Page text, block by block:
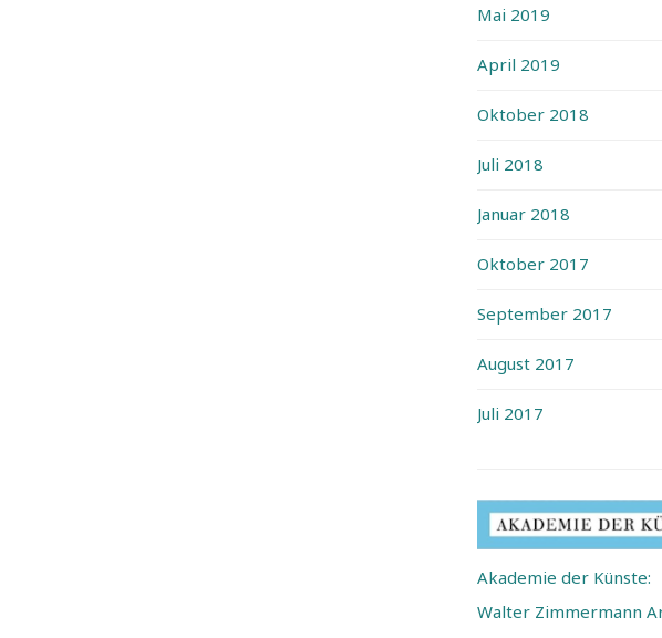
Mai 2019
April 2019
Oktober 2018
Juli 2018
Januar 2018
Oktober 2017
September 2017
August 2017
Juli 2017
Akademie der Künste:
Walter Zimmermann